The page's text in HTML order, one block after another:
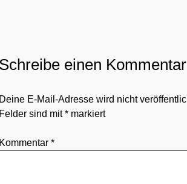
einen Kommentar
E-Mail-Adresse wird nicht
sind mit* markiert
*